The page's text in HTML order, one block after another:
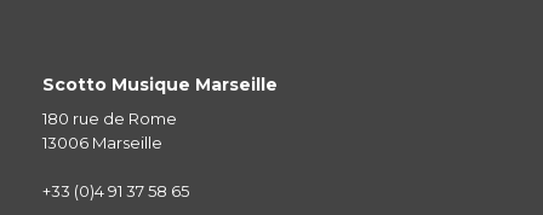
Scotto Musique Marseille
180 rue de Rome
13006 Marseille
+33 (0)4 91 37 58 65